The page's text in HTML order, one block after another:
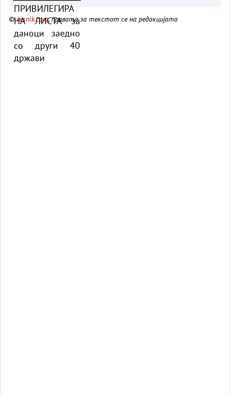
©vesnik.com, правата за текстот се на редакцијата